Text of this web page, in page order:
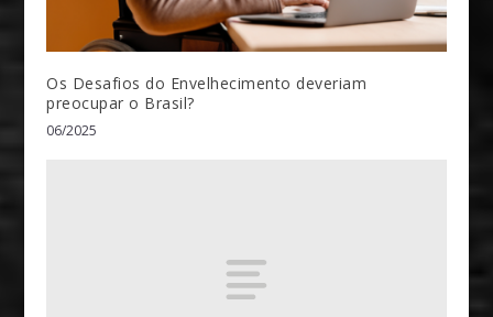
Os Desafios do Envelhecimento deveriam
preocupar o Brasil?
06/2025